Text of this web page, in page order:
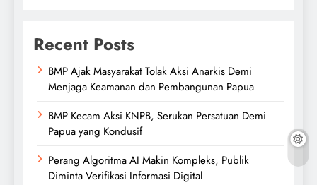
Recent Posts
BMP Ajak Masyarakat Tolak Aksi Anarkis Demi
Menjaga Keamanan dan Pembangunan Papua
BMP Kecam Aksi KNPB, Serukan Persatuan Demi
Papua yang Kondusif
Perang Algoritma AI Makin Kompleks, Publik
Diminta Verifikasi Informasi Digital